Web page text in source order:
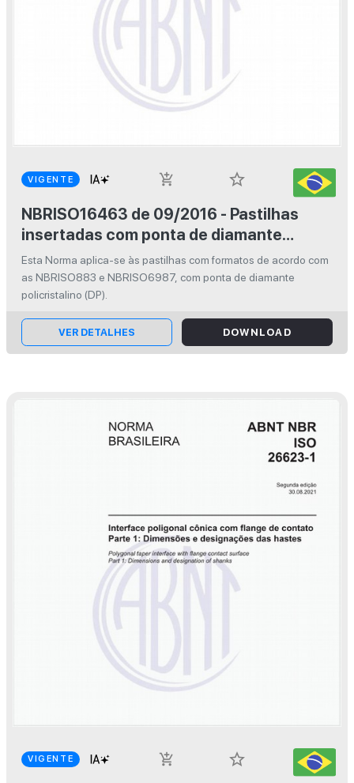
VIGENTE add_shopping_cart
star_border
NBRISO16463 de 09/2016 - Pastilhas
insertadas com ponta de diamante
policristalino - Dimensões, tipos
Esta Norma aplica-se às pastilhas com formatos de acordo com
as NBRISO883 e NBRISO6987, com ponta de diamante
policristalino (DP).
VER DETALHES DOWNLOAD
VIGENTE add_shopping_cart
star_border